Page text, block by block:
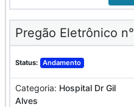
Pregão Eletrônico
Status: Andamento
Categoria: Hospital Dr Gil
Alves